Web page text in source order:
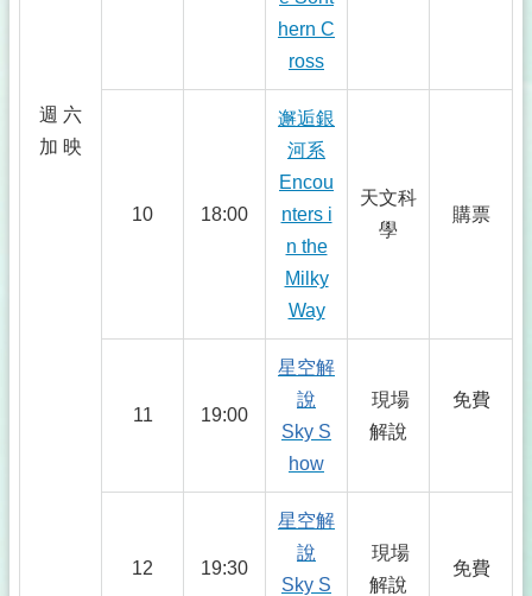
週 六
加 映
hern C
ross
10 18:00
邂逅銀
河系
Encou
nters i
n the
Milky
Way
天文科
學
購票
11 19:00
星空解
說
Sky S
how
現場
解說
免費
12 19:30
星空解
說
Sky S
現場
解說
免費